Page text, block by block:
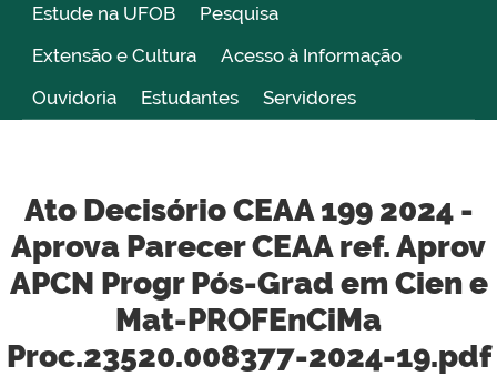
Estude na UFOB
Pesquisa
Extensão e Cultura
Acesso à Informação
Ouvidoria
Estudantes Servidores
Ato Decisório CEAA 199 2024 -
Aprova Parecer CEAA ref. Aprov
APCN Progr Pós-Grad em Cien e
Mat-PROFEnCiMa
Proc.23520.008377-2024-19.pdf